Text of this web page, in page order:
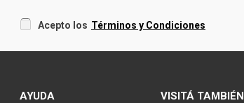
Acepto los Términos y Condiciones
AYUDA VISITÁ TAMBIÉN